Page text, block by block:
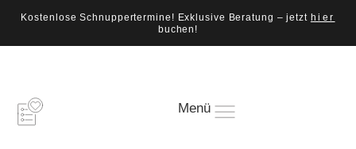
Kostenlose Schnuppertermine! Exklusive Beratung – jetzt hier
buchen!
Menü